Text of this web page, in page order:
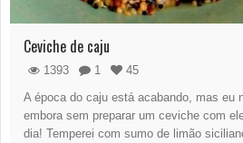
Ceviche de caju
1393 1
45
A época do caju está acabando, mas eu
embora sem preparar um ceviche com
dia! Temperei com sumo de limão